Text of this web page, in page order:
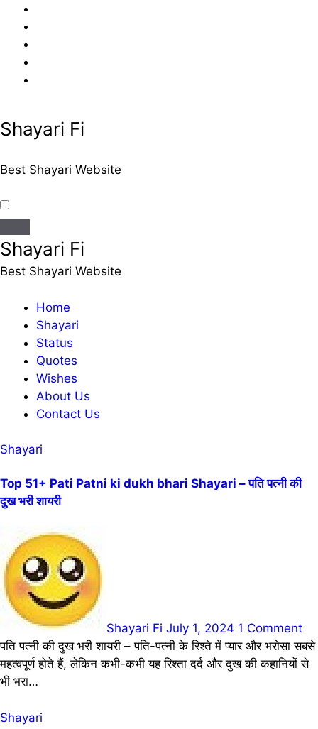
content
Shayari Fi
Best Shayari Website
Shayari Fi
Best Shayari Website
Home
Shayari
Status
Quotes
Wishes
About Us
Contact Us
Shayari
Top 51+ Pati Patni ki dukh bhari Shayari – पति पत्नी की
दुख भरी शायरी
Shayari Fi July 1, 2024 1 Comment
पति पत्नी की दुख भरी शायरी – पति-पत्नी के रिश्ते में प्यार और भरोसा सबसे
महत्वपूर्ण होते हैं, लेकिन कभी-कभी यह रिश्ता दर्द और दुख की कहानियों से
भी भरा…
Shayari